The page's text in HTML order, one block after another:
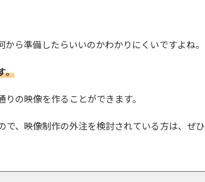
ら準備したらいいのかわかりにくいですよね。
。
の映像を作ることができます。
、映像制作の外注を検討されている方は、ぜひ